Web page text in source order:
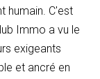
humain. C'est
Immo a vu le
exigeants
et ancré en